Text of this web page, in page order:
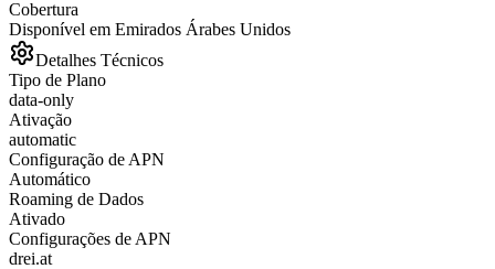
Cobertura
Disponível em Emirados Árabes Unidos
Detalhes Técnicos
Tipo de Plano
data-only
Ativação
automatic
Configuração de APN
Automático
Roaming de Dados
Ativado
Configurações de APN
drei.at